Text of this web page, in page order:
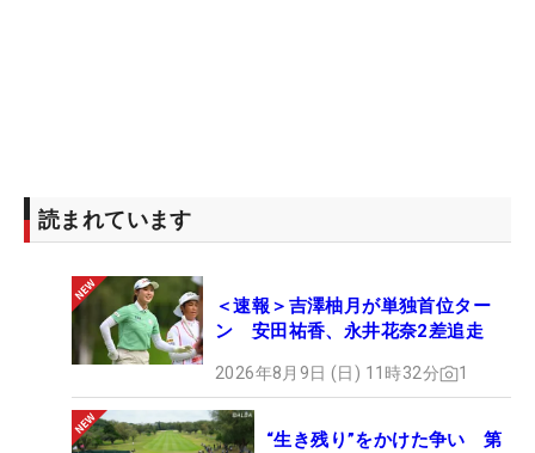
読まれています
＜速報＞吉澤柚月が単独首位ター
ン 安田祐香、永井花奈2差追走
2026年8月9日 (日) 11時32分 1
“生き残り”をかけた争い 第